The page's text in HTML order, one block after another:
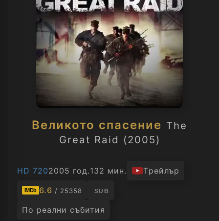
Великото спасение The
Great Raid (2005)
HD 7202005 год.132 мин. Трейлър
IMDb 6.6 / 25358 SUB
По реални събития